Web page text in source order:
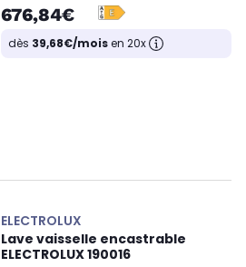
676,84€
dès 39,68€/moisen 20x
ELECTROLUX
Lave vaisselle encastrable
ELECTROLUX 190016